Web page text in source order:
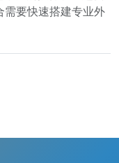
需要快速搭建专业外